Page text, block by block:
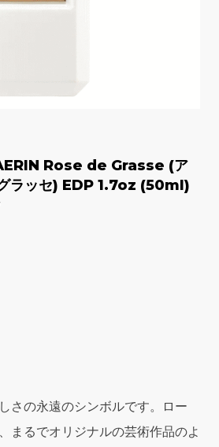
Rose de Grasse (ア
ラッセ) EDP 1.7oz (50ml)
さの永遠のシンボルです。ロー
まるでオリジナルの芸術作品のよ